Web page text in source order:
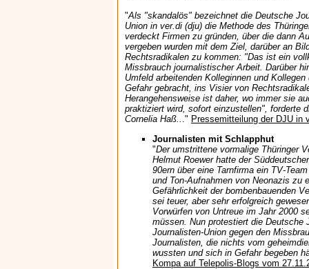
"Als "skandalös" bezeichnet die Deutsche
Union in ver.di (dju) die Methode des
verdeckt Firmen zu gründen, über die dann
vergeben wurden mit dem Ziel, darüber an
Rechtsradikalen zu kommen: "Das ist ein
Missbrauch journalistischer Arbeit. Darüber
Umfeld arbeitenden Kolleginnen und
Gefahr gebracht, ins Visier von
Herangehensweise ist daher, wo immer sie
praktiziert wird, sofort einzustellen", forderte
Cornelia Haß.. ." Pressemitteilung der DJU in
Journalisten mit Schlapphut
"Der umstrittene vormalige Thüringer
Helmut Roewer hatte der
90ern über eine Tarnfirma ein TV-
und Ton-Aufnahmen von Neonazis zu
Gefährlichkeit der bombenbauenden
sei teuer, aber sehr erfolgreich
Vorwürfen von Untreue im Jahr 2000
müssen. Nun protestiert die Deutsche
Journalisten-Union gegen den
Journalisten, die nichts vom
wussten und sich in Gefahr begeben
Kompa auf Telepolis-Blogs vom